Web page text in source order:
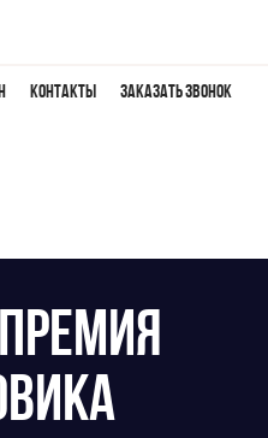
Контакты Заказать звонок